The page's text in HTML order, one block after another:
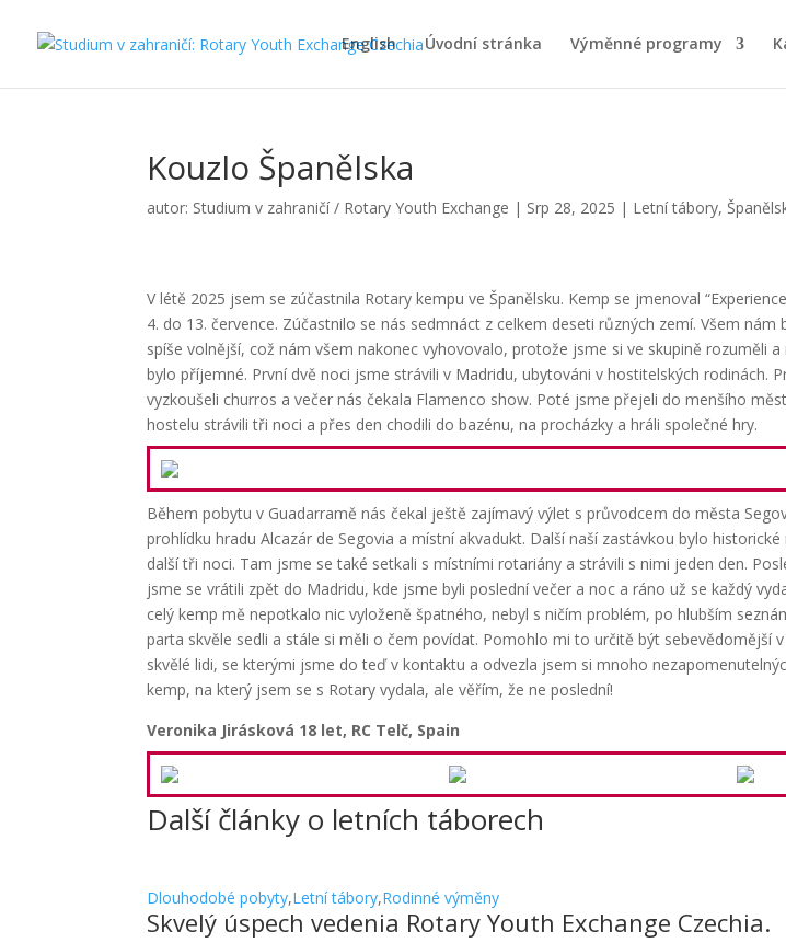
English Úvodní stránka Výměnné programy
Kouzlo Španělska
autor: Studium v zahraničí / Rotary Youth Exchange | Srp 28, 2025 | Letní tábory,
V létě 2025 jsem se zúčastnila Rotary kempu ve Španělsku. Kemp se jmenoval
4. do 13. července. Zúčastnilo se nás sedmnáct z celkem deseti různých zemí. Všem
spíše volnější, což nám všem nakonec vyhovovalo, protože jsme si ve skupině rozuměli
bylo příjemné. První dvě noci jsme strávili v Madridu, ubytováni v hostitelských rodinách.
vyzkoušeli churros a večer nás čekala Flamenco show. Poté jsme přejeli do menšího
hostelu strávili tři noci a přes den chodili do bazénu, na procházky a hráli společné hry.
Během pobytu v Guadarramě nás čekal ještě zajímavý výlet s průvodcem do města
prohlídku hradu Alcazár de Segovia a místní akvadukt. Další naší zastávkou bylo
další tři noci. Tam jsme se také setkali s místními rotariány a strávili s nimi jeden den.
jsme se vrátili zpět do Madridu, kde jsme byli poslední večer a noc a ráno už se každý
celý kemp mě nepotkalo nic vyloženě špatného, nebyl s ničím problém, po hlubším
parta skvěle sedli a stále si měli o čem povídat. Pomohlo mi to určitě být sebevědomější
skvělé lidi, se kterými jsme do teď v kontaktu a odvezla jsem si mnoho
kemp, na který jsem se s Rotary vydala, ale věřím, že ne poslední!
Veronika Jirásková 18 let, RC Telč, Spain
Další články o letních táborech
Dlouhodobé pobyty,Letní tábory,Rodinné výměny
Skvelý úspech vedenia Rotary Youth Exchange Czechia.